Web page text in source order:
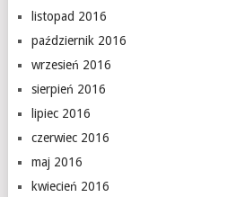
listopad 2016
październik 2016
wrzesień 2016
sierpień 2016
lipiec 2016
czerwiec 2016
maj 2016
kwiecień 2016